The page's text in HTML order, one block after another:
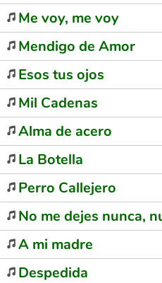
Me voy, me voy
Mendigo de Amor
Esos tus ojos
Mil Cadenas
Alma de acero
La Botella
Perro Callejero
No me dejes nunca,
A mi madre
Despedida